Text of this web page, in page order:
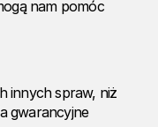
nam pomóc
innych spraw, niż
gwarancyjne